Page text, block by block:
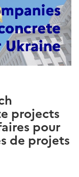
projects
pour
de projets